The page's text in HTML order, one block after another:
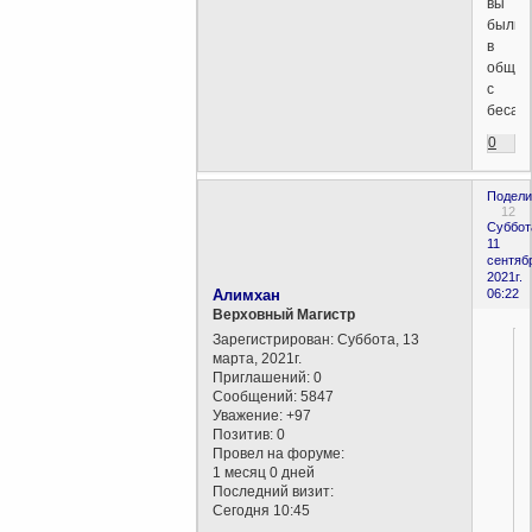
вы
были
в
с
0
12
11
2021г.
06:22
Алимхан
Верховный Магистр
Зарегистрирован: Суббота, 13
марта, 2021г.
Приглашений: 0
Сообщений: 5847
Уважение: +97
Позитив: 0
Провел на форуме:
1 месяц 0 дней
Последний визит:
Сегодня 10:45